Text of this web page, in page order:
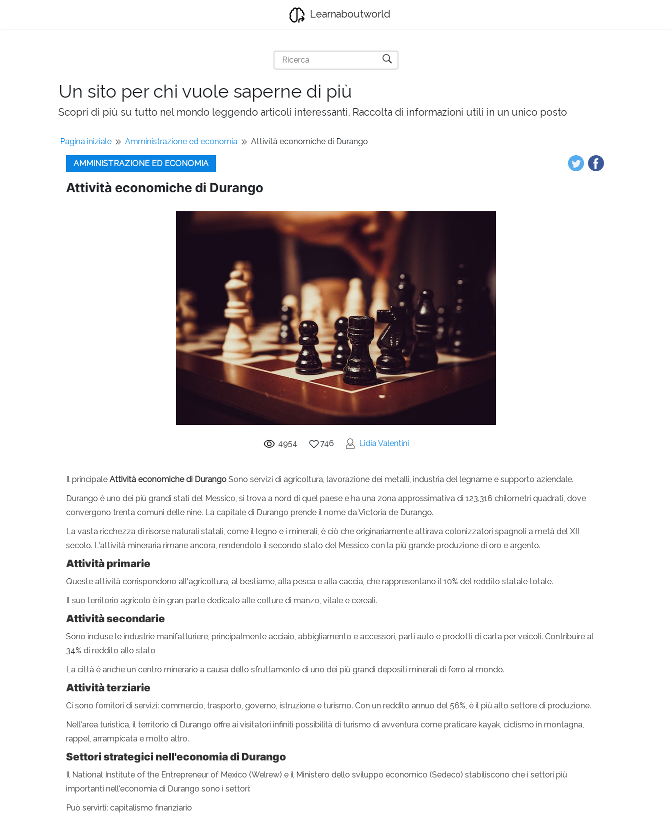
Learnaboutworld
Un sito per chi vuole saperne di più
Scopri di più su tutto nel mondo leggendo articoli interessanti. Raccolta di informazioni utili in un unico posto
Pagina iniziale Amministrazione ed economia Attività economiche di Durango
AMMINISTRAZIONE ED ECONOMIA
Attività economiche di Durango
4954 746 Lidia Valentini
Il principale Attività economiche di Durango Sono servizi di agricoltura, lavorazione dei metalli, industria del legname e supporto aziendale.
Durango è uno dei più grandi stati del Messico, si trova a nord di quel paese e ha una zona approssimativa di 123.316 chilometri quadrati, dove
convergono trenta comuni delle nine. La capitale di Durango prende il nome da Victoria de Durango.
La vasta ricchezza di risorse naturali statali, come il legno e i minerali, è ciò che originariamente attirava colonizzatori spagnoli a metà del XII
secolo. L'attività mineraria rimane ancora, rendendolo il secondo stato del Messico con la più grande produzione di oro e argento.
Attività primarie
Queste attività corrispondono all'agricoltura, al bestiame, alla pesca e alla caccia, che rappresentano il 10% del reddito statale totale.
Il suo territorio agricolo è in gran parte dedicato alle colture di manzo, vitale e cereali.
Attività secondarie
Sono incluse le industrie manifatturiere, principalmente acciaio, abbigliamento e accessori, parti auto e prodotti di carta per veicoli. Contribuire al
34% di reddito allo stato
La città è anche un centro minerario a causa dello sfruttamento di uno dei più grandi depositi minerali di ferro al mondo.
Attività terziarie
Ci sono fornitori di servizi: commercio, trasporto, governo, istruzione e turismo. Con un reddito annuo del 56%, è il più alto settore di produzione.
Nell'area turistica, il territorio di Durango offre ai visitatori infiniti possibilità di turismo di avventura come praticare kayak, ciclismo in montagna,
rappel, arrampicata e molto altro.
Settori strategici nell'economia di Durango
Il National Institute of the Entrepreneur of Mexico (Welrew) e il Ministero dello sviluppo economico (Sedeco) stabiliscono che i settori più
importanti nell'economia di Durango sono i settori:
Può servirti: capitalismo finanziario